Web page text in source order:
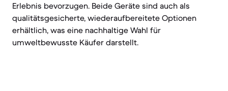
Erlebnis bevorzugen. Beide Geräte sind auch als
qualitätsgesicherte, wiederaufbereitete Optionen
erhältlich, was eine nachhaltige Wahl für
umweltbewusste Käufer darstellt.